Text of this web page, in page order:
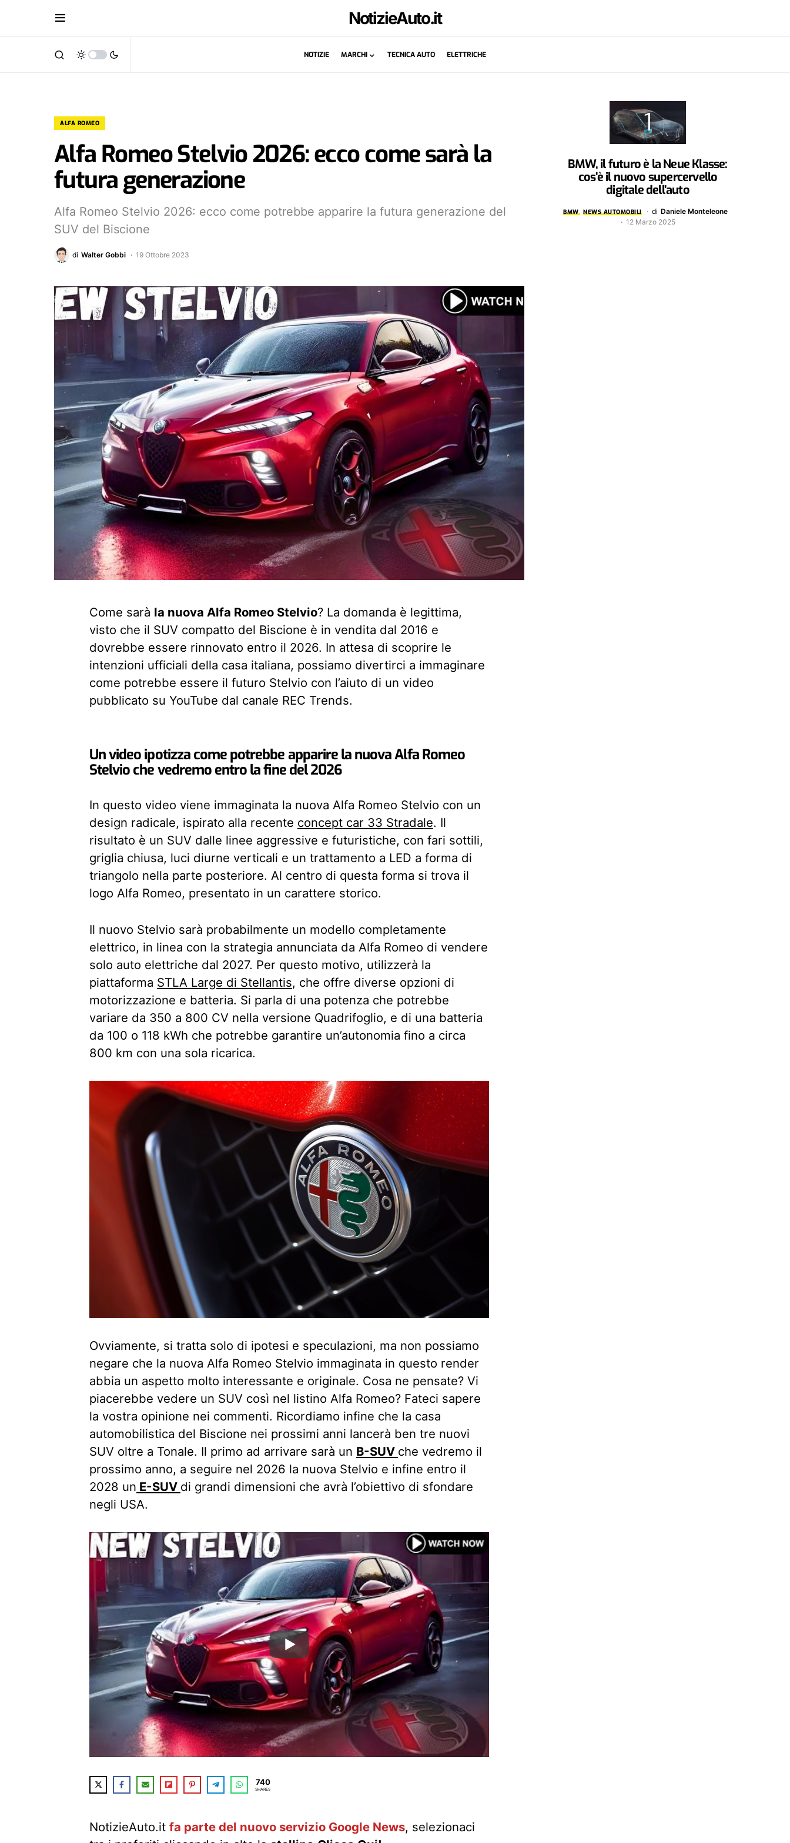
NotizieAuto.it
NOTIZIE MARCHI TECNICA AUTO ELETTRICHE
ALFA ROMEO
Alfa Romeo Stelvio 2026: ecco come sarà la
futura generazione
Alfa Romeo Stelvio 2026: ecco come potrebbe apparire la futura generazione del
SUV del Biscione
di Walter Gobbi 19 Ottobre 2023
Come sarà la nuova Alfa Romeo Stelvio? La domanda è legittima,
visto che il SUV compatto del Biscione è in vendita dal 2016 e
dovrebbe essere rinnovato entro il 2026. In attesa di scoprire le
intenzioni ufficiali della casa italiana, possiamo divertirci a immaginare
come potrebbe essere il futuro Stelvio con l’aiuto di un video
pubblicato su YouTube dal canale REC Trends.
Un video ipotizza come potrebbe apparire la nuova Alfa Romeo
Stelvio che vedremo entro la fine del 2026
In questo video viene immaginata la nuova Alfa Romeo Stelvio con un
design radicale, ispirato alla recente concept car 33 Stradale. Il
risultato è un SUV dalle linee aggressive e futuristiche, con fari sottili,
griglia chiusa, luci diurne verticali e un trattamento a LED a forma di
triangolo nella parte posteriore. Al centro di questa forma si trova il
logo Alfa Romeo, presentato in un carattere storico.
Il nuovo Stelvio sarà probabilmente un modello completamente
elettrico, in linea con la strategia annunciata da Alfa Romeo di vendere
solo auto elettriche dal 2027. Per questo motivo, utilizzerà la
piattaforma STLA Large di Stellantis, che offre diverse opzioni di
motorizzazione e batteria. Si parla di una potenza che potrebbe
variare da 350 a 800 CV nella versione Quadrifoglio, e di una batteria
da 100 o 118 kWh che potrebbe garantire un’autonomia fino a circa
800 km con una sola ricarica.
Ovviamente, si tratta solo di ipotesi e speculazioni, ma non possiamo
negare che la nuova Alfa Romeo Stelvio immaginata in questo render
abbia un aspetto molto interessante e originale. Cosa ne pensate? Vi
piacerebbe vedere un SUV così nel listino Alfa Romeo? Fateci sapere
la vostra opinione nei commenti. Ricordiamo infine che la casa
automobilistica del Biscione nei prossimi anni lancerà ben tre nuovi
SUV oltre a Tonale. Il primo ad arrivare sarà un B-SUV che vedremo il
prossimo anno, a seguire nel 2026 la nuova Stelvio e infine entro il
2028 un E-SUV di grandi dimensioni che avrà l’obiettivo di sfondare
negli USA.
740
SHARES
NotizieAuto.it fa parte del nuovo servizio Google News, selezionaci
BMW, il futuro è la Neue Klasse:
cos’è il nuovo supercervello
digitale dell’auto
BMW NEWS AUTOMOBILI di Daniele Monteleone
12 Marzo 2025